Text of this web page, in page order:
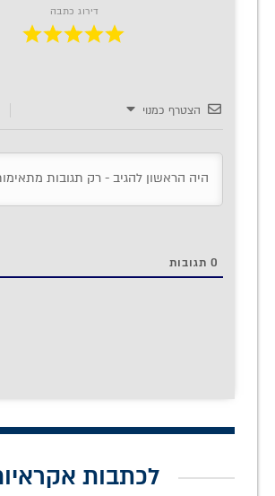
דירוג כתבה
הצטרף כמנוי
0 תגובות
לכתבות